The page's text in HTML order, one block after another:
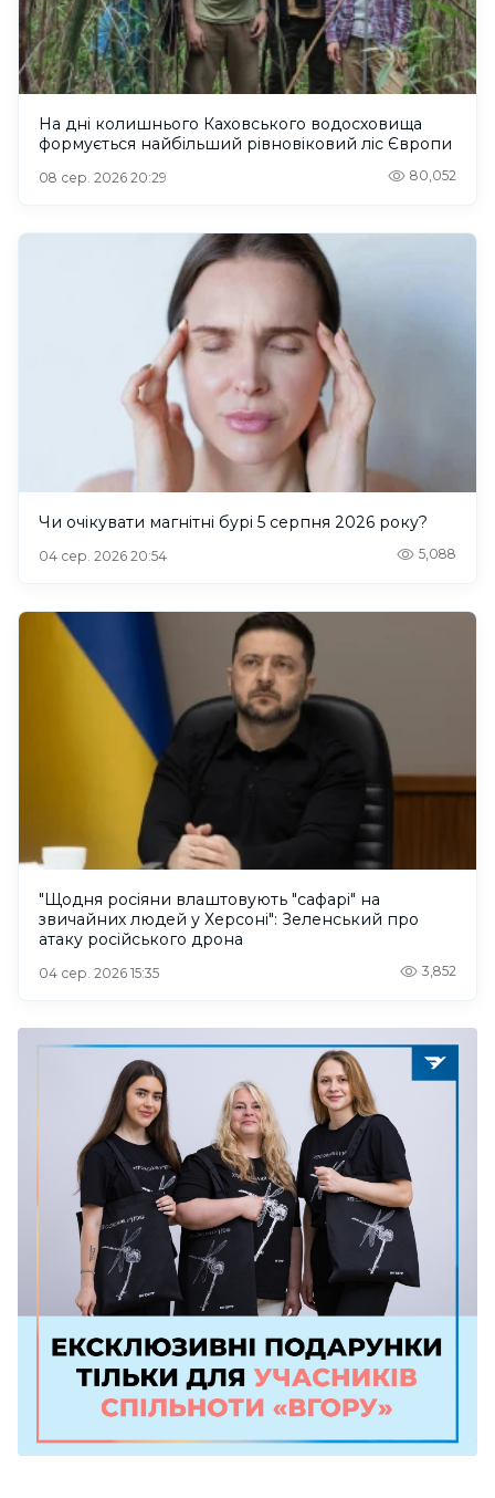
На дні колишнього Каховського водосховища
формується найбільший рівновіковий ліс Європи
08 сер. 2026 20:29 80,052
Чи очікувати магнітні бурі 5 серпня 2026 року?
04 сер. 2026 20:54 5,088
"Щодня росіяни влаштовують "сафарі" на
звичайних людей у Херсоні": Зеленський про
атаку російського дрона
04 сер. 2026 15:35 3,852